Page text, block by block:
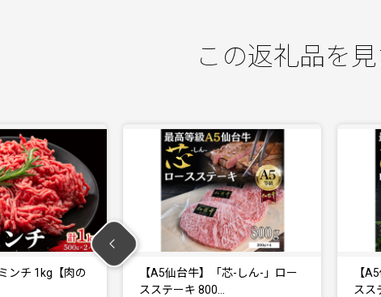
この返礼品を
芯-しん-」ロー
【A5仙台牛】「芯-しん-」ロー
スステーキ 400…
【
スス